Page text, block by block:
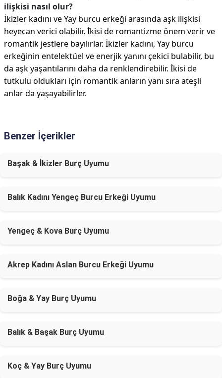
ilişkisi nasıl olur?
İkizler kadını ve Yay burcu erkeği arasında aşk ilişkisi
heyecan verici olabilir. İkisi de romantizme önem verir ve
romantik jestlere bayılırlar. İkizler kadını, Yay burcu
erkeğinin entelektüel ve enerjik yanını çekici bulabilir, bu
da aşk yaşantılarını daha da renklendirebilir. İkisi de
tutkulu oldukları için romantik anların yanı sıra ateşli
anlar da yaşayabilirler.
Benzer İçerikler
Başak & İkizler Burç Uyumu
Balık Kadını Yengeç Burcu Erkeği Uyumu
Yengeç & Kova Burç Uyumu
Akrep Kadını Aslan Burcu Erkeği Uyumu
Boğa & Yay Burç Uyumu
Balık & Başak Burç Uyumu
Koç & Yay Burç Uyumu